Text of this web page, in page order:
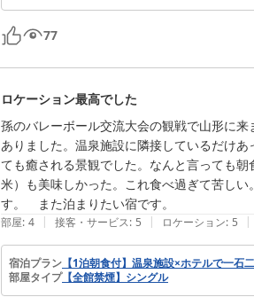
77
ロケーション最高でした
孫のバレーボール交流大会の観戦で山形に
ありました。温泉施設に隣接しているだけ
ても癒される景観でした。なんと言っても
米）も美味しかった。これ食べ過ぎて苦し
す。　また泊まりたい宿です。
部屋: 4 | 接客・サービス: 5 | ロケーション: 5 |
宿泊プラン 【1泊朝食付】温泉施設×ホテルで一石
部屋タイプ【全館禁煙】シングル